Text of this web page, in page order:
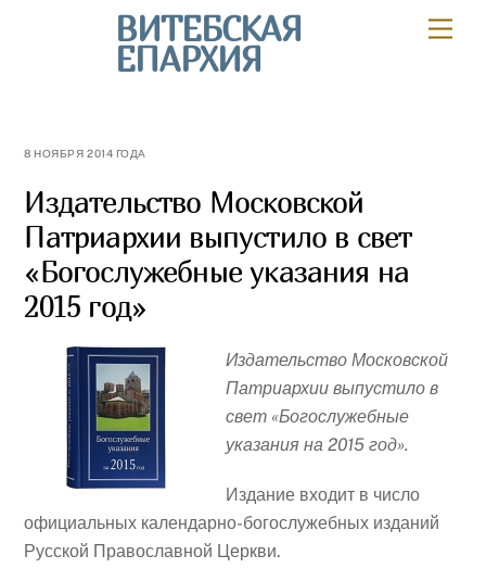
ВИТЕБСКАЯ
ЕПАРХИЯ
8 НОЯБРЯ 2014 ГОДА
Издательство Московской
Патриархии выпустило в свет
«Богослужебные указания на
2015 год»
Издательство Московской
Патриархии выпустило в
свет «Богослужебные
указания на 2015 год».
Издание входит в число
официальных календарно-богослужебных изданий
Русской Православной Церкви.